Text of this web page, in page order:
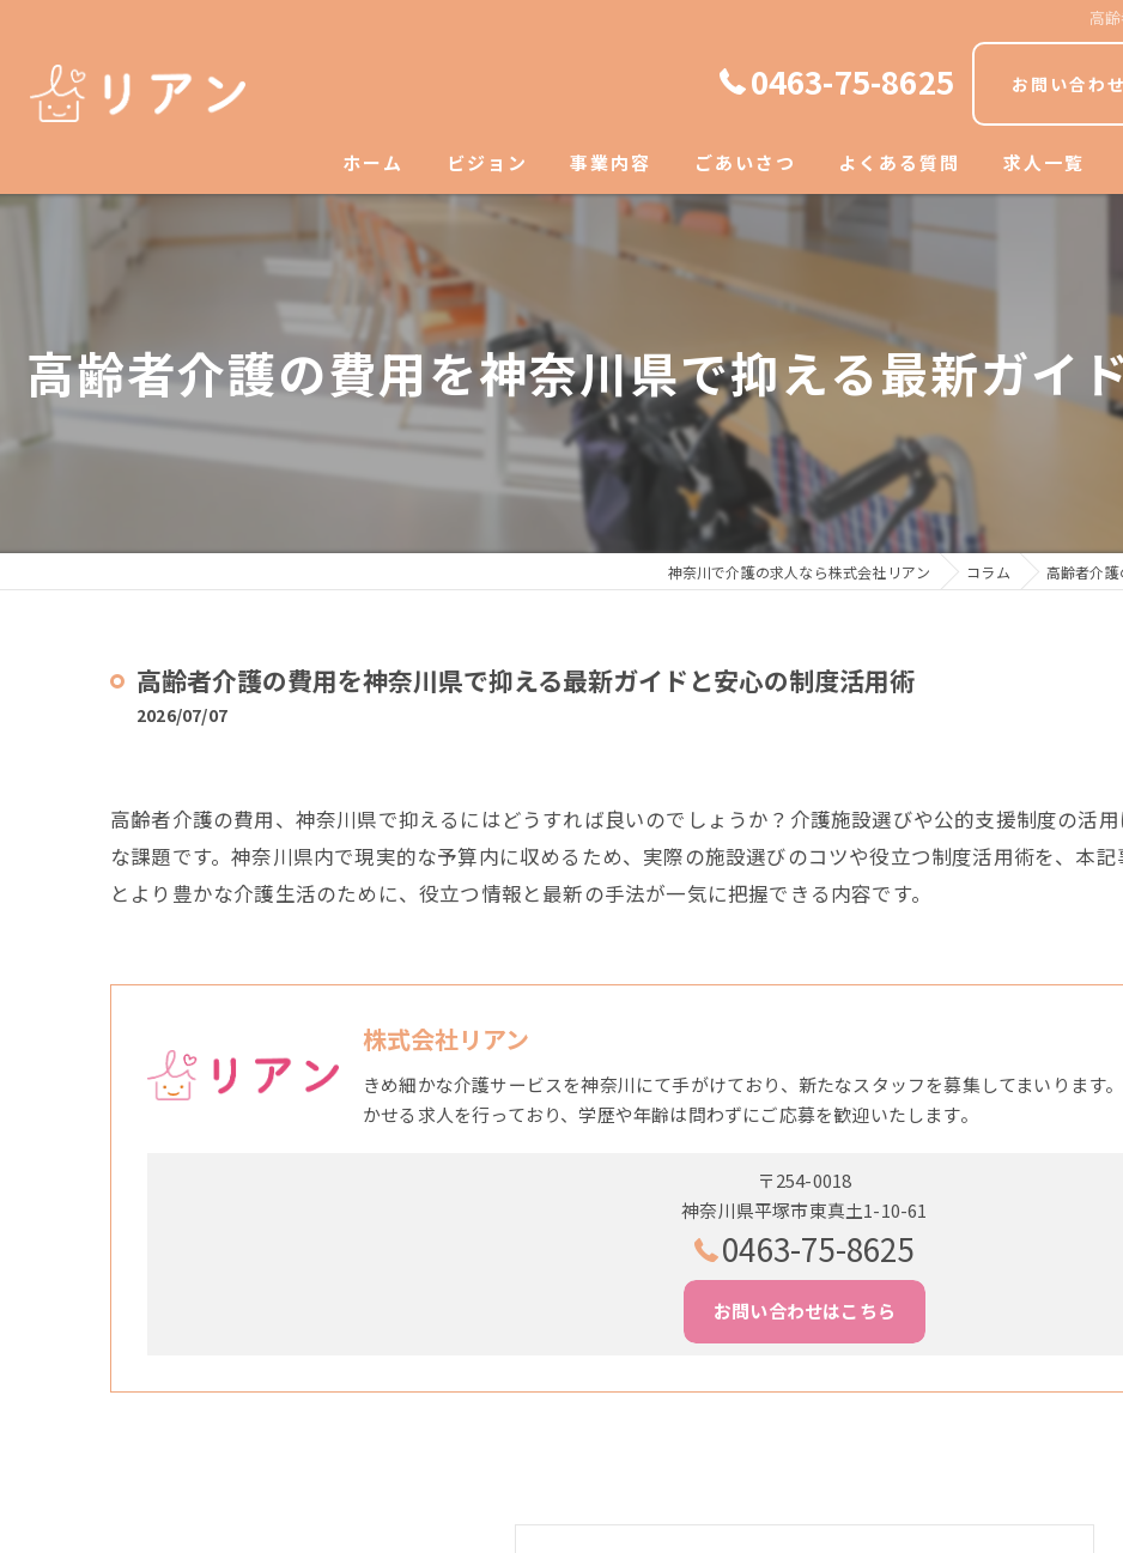
高
0463-75-8625 お問い合わ
ホーム ビジョン 事業内容 ごあいさつ よくある質問 求人一覧
高齢者介護の費用を神奈川県で抑える最新ガイ
神奈川で介護の求人なら株式会社リアン コラム 高齢者介
高齢者介護の費用を神奈川県で抑える最新ガイドと安心の制度活用術
2026/07/07
高齢者介護の費用、神奈川県で抑えるにはどうすれば良いのでしょうか？介護施設選びや公的支援制度の活
な課題です。神奈川県内で現実的な予算内に収めるため、実際の施設選びのコツや役立つ制度活用術を、本
とより豊かな介護生活のために、役立つ情報と最新の手法が一気に把握できる内容です。
株式会社リアン
きめ細かな介護サービスを神奈川にて手がけており、新たなスタッフを募集してまいります
かせる求人を行っており、学歴や年齢は問わずにご応募を歓迎いたします。
〒254-0018
神奈川県平塚市東真土1-10-61
0463-75-8625
お問い合わせはこちら